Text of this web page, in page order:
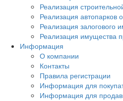
Реализация
Реализация автопарков
Реализация залогового
Реализация имущества
Информация
О компании
Контакты
Правила регистрации
Информация для
Информация для